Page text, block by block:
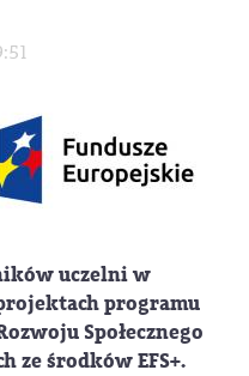
uczelni w
programu
Społecznego
ze środków EFS+.